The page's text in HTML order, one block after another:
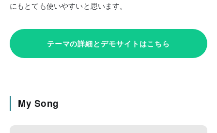
にもとても使いやすいと思います。
テーマの詳細とデモサイトはこちら
My Song